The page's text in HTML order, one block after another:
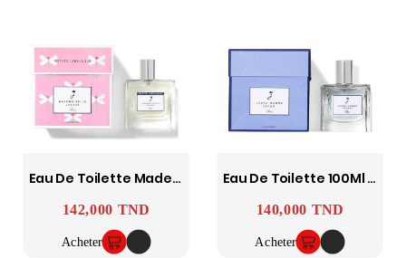
Eau De Toilette Mademoiselle Petite Libellule 100Ml JACADI
Prix
142,000 TND
Acheter
Eau De Toilette 100Ml Jeune Homme JACADI
Prix
140,000 TND
Acheter